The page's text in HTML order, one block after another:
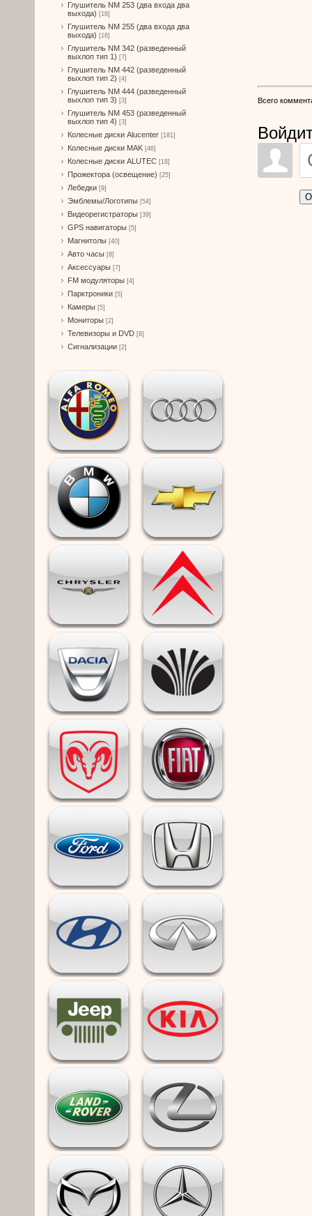
Глушитель NM 253 (два входа два
выхода) [16]
Глушитель NM 255 (два входа два
выхода) [16]
Глушитель NM 342 (разведенный
выхлоп тип 1) [7]
Глушитель NM 442 (разведенный
выхлоп тип 2) [4]
Глушитель NM 444 (разведенный
выхлоп тип 3) [3]
Глушитель NM 453 (разведенный
выхлоп тип 4) [3]
Колесные диски Alucenter [181]
Колесные диски MAK [46]
Колесные диски ALUTEC [18]
Прожектора (освещение) [25]
Лебедки [9]
Эмблемы/Логотипы [54]
Видеорегистраторы [39]
GPS навигаторы [5]
Магнитолы [40]
Авто часы [8]
Аксессуары [7]
FM модуляторы [4]
Парктроники [5]
Камеры [5]
Мониторы [2]
Телевизоры и DVD [8]
Сигнализации [2]
Всего